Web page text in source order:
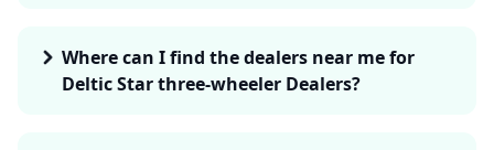
Where can I find the dealers near me for
Deltic Star three-wheeler Dealers?